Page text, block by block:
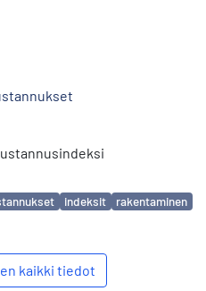
indeksit rakentaminen
kaikki tiedot